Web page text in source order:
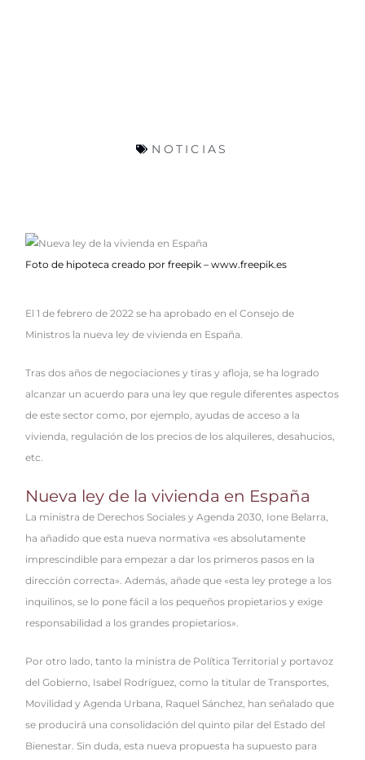
NOTICIAS
Foto de hipoteca creado por freepik – www.freepik.es
El 1 de febrero de 2022 se ha aprobado en el Consejo de
Ministros la nueva ley de vivienda en España.
Tras dos años de negociaciones y tiras y afloja, se ha logrado
alcanzar un acuerdo para una ley que regule diferentes aspectos
de este sector como, por ejemplo, ayudas de acceso a la
vivienda, regulación de los precios de los alquileres, desahucios,
etc.
Nueva ley de la vivienda en España
La ministra de Derechos Sociales y Agenda 2030, Ione Belarra,
ha añadido que esta nueva normativa «es absolutamente
imprescindible para empezar a dar los primeros pasos en la
dirección correcta». Además, añade que «esta ley protege a los
inquilinos, se lo pone fácil a los pequeños propietarios y exige
responsabilidad a los grandes propietarios».
Por otro lado, tanto la ministra de Política Territorial y portavoz
del Gobierno, Isabel Rodríguez, como la titular de Transportes,
Movilidad y Agenda Urbana, Raquel Sánchez, han señalado que
se producirá una consolidación del quinto pilar del Estado del
Bienestar. Sin duda, esta nueva propuesta ha supuesto para